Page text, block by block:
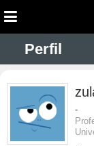
Perfil
-